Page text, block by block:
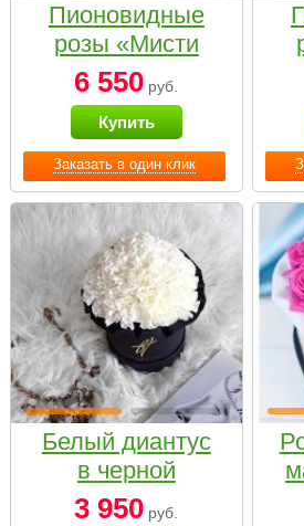
Заказать в один клик
Пионовидные
розы «Мисти
бабблс» в белой
коробке Small
6 550 руб.
Купить
Белый диантус
в черной
коробке Small
3 950 руб.